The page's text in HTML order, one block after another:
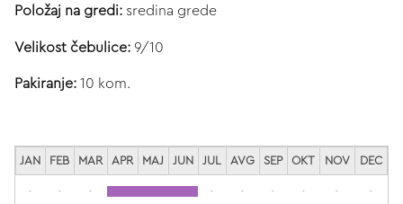
Položaj na gredi: sredina grede
Velikost čebulice: 9/10
Pakiranje: 10 kom.
JAN FEB MAR APR MAJ JUN JUL AVG SEP OKT NOV DEC
- - - - - - - - -